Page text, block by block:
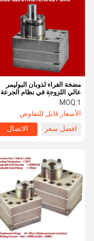
مضخة الغراء لذوبان البوليمر
عالي اللزوجة في نظام الجرعة
الكيميائي للألياف واللصاق
MOQ:1
الأسعار:قابل للتفاوض
افضل سعر
الاتصال